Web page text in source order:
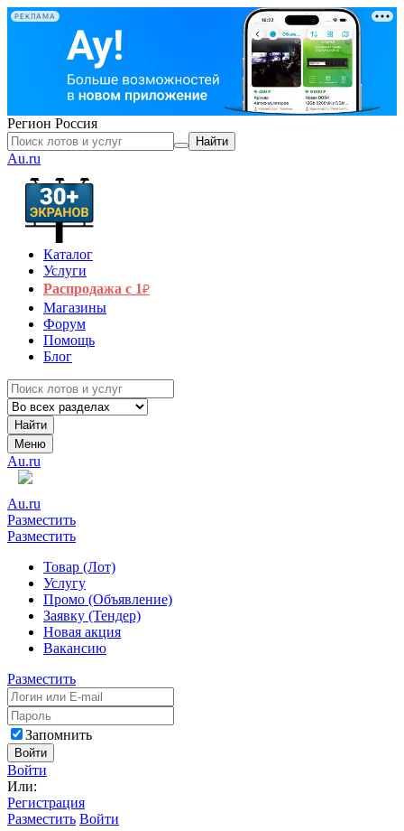
РЕКЛАМА
Регион Россия
Найти
Au.ru
Каталог
Услуги
Распродажа с 1₽
Магазины
Форум
Помощь
Блог
Найти
Меню
Au.ru
Au.ru
Разместить
Разместить
Товар (Лот)
Услугу
Промо (Объявление)
Заявку (Тендер)
Новая акция
Вакансию
Разместить
Запомнить
Войти
Войти
Или:
Регистрация
Разместить Войти